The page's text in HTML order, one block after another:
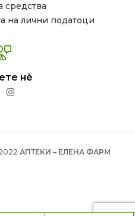
средства
на лични податоци
нѐ
АПТЕКИ – ЕЛЕНА ФАРМ